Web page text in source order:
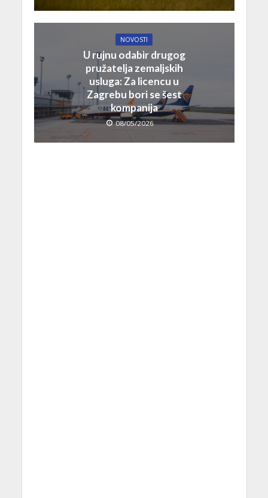
NOVOSTI
U rujnu odabir drugog
pružatelja zemaljskih
usluga: Za licencu u
Zagrebu bori se šest
kompanija
08/05/2026